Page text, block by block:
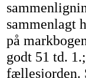
sammenlagt
på
godt 51 td.
fællesjorden.